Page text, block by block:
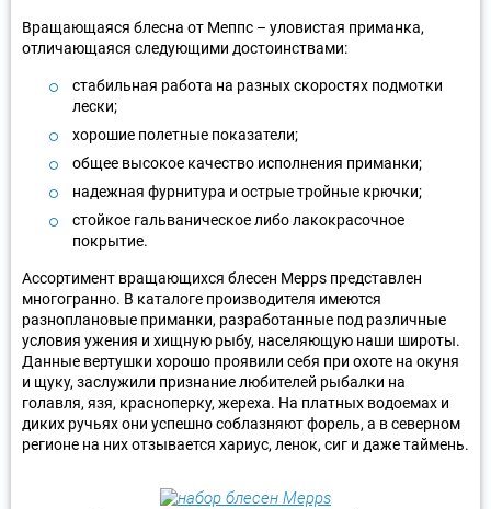
Вращающаяся блесна от Меппс – уловистая приманка,
отличающаяся следующими достоинствами:
стабильная работа на разных скоростях подмотки
лески;
хорошие полетные показатели;
общее высокое качество исполнения приманки;
надежная фурнитура и острые тройные крючки;
стойкое гальваническое либо лакокрасочное
покрытие.
Ассортимент вращающихся блесен Mepps представлен
многогранно. В каталоге производителя имеются
разноплановые приманки, разработанные под различные
условия ужения и хищную рыбу, населяющую наши широты.
Данные вертушки хорошо проявили себя при охоте на окуня
и щуку, заслужили признание любителей рыбалки на
голавля, язя, красноперку, жереха. На платных водоемах и
диких ручьях они успешно соблазняют форель, а в северном
регионе на них отзывается хариус, ленок, сиг и даже таймень.